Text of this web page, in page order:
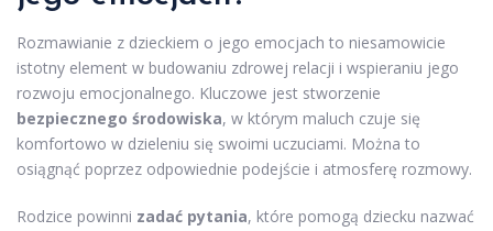
Rozmawianie z dzieckiem o jego emocjach to niesamowicie
istotny element w budowaniu zdrowej relacji i wspieraniu jego
rozwoju emocjonalnego. Kluczowe jest stworzenie
bezpiecznego środowiska, w którym maluch czuje się
komfortowo w dzieleniu się swoimi uczuciami. Można to
osiągnąć poprzez odpowiednie podejście i atmosferę rozmowy.
Rodzice powinni zadać pytania, które pomogą dziecku nazwać